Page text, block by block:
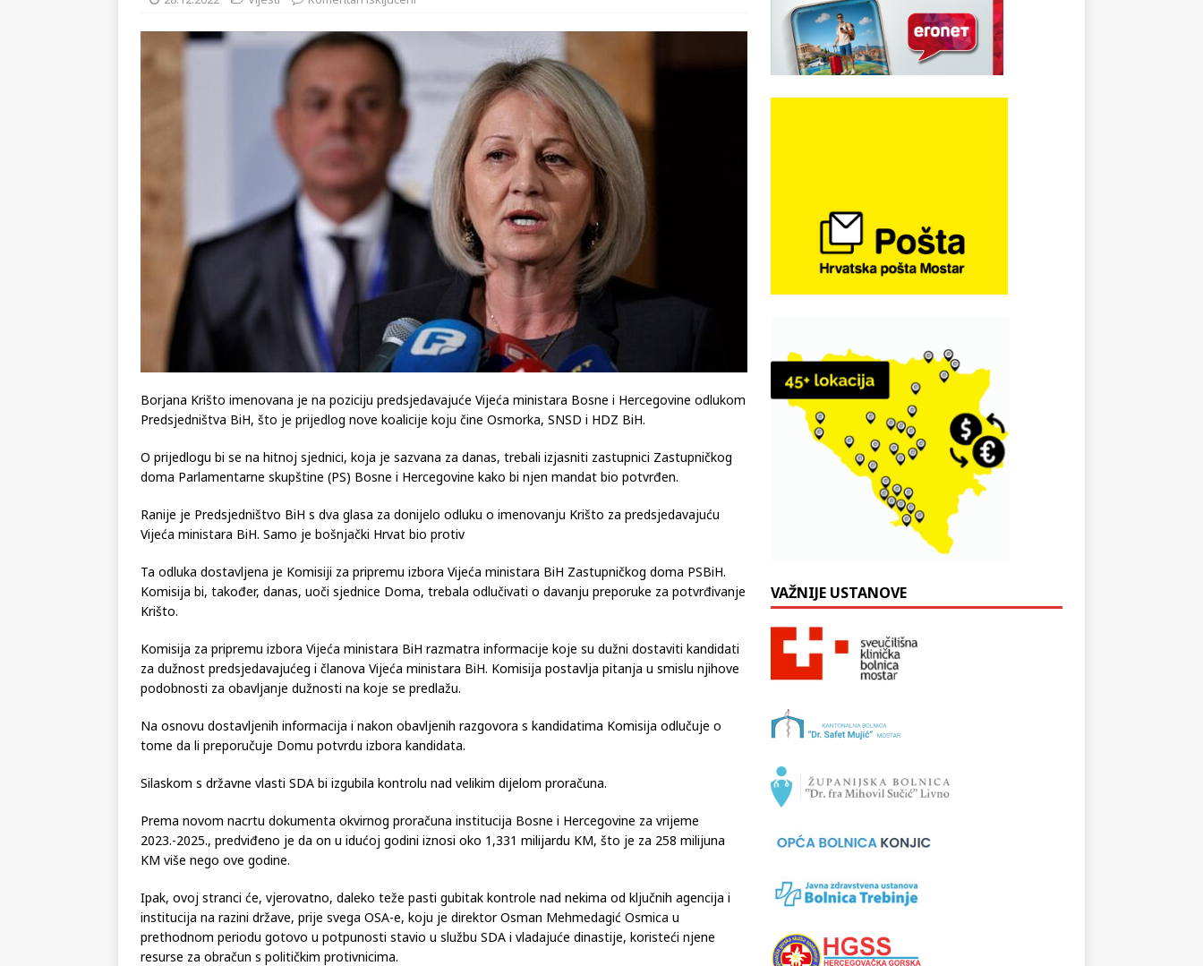
[ 02.08.2026 ] GP Gabela Polje: Vozači satima čekaju, dok se drugi ubacuju sa strane
VIJESTI
[ 29.07.2026 ]
Na današnji dan, 29. srpnja 2018, preminuo je glazbeni genij Oliver Dragojević
KULTURA
[ 07.08.2026 ]
Srpski povjesničar o Oluji: Hrvati imaju što slaviti, dobili su ono što im povijesno
pripada
REGIJA
Borjana Krišto imenovana je na poziciju predsjedavajuće Vijeća ministara Bosne i Hercegovine odlukom
O prijedlogu bi se na hitnoj sjednici, koja je sazvana za danas, trebali izjasniti zastupnici Zastupničkog
Ranije je Predsjedništvo BiH s dva glasa za donijelo odluku o imenovanju Krišto za predsjedavajuću
Ta odluka dostavljena je Komisiji za pripremu izbora Vijeća ministara BiH Zastupničkog doma PSBiH.
Komisija bi, također, danas, uoči sjednice Doma, trebala odlučivati o davanju preporuke za potvrđivanje
Komisija za pripremu izbora Vijeća ministara BiH razmatra informacije koje su dužni dostaviti kandidati
za dužnost predsjedavajućeg i članova Vijeća ministara BiH. Komisija postavlja pitanja u smislu njihove
Na osnovu dostavljenih informacija i nakon obavljenih razgovora s kandidatima Komisija odlučuje o
Prema novom nacrtu dokumenta okvirnog proračuna institucija Bosne i Hercegovine za vrijeme
2023.-2025., predviđeno je da on u idućoj godini iznosi oko 1,331 milijardu KM, što je za 258 milijuna
Ipak, ovoj stranci će, vjerovatno, daleko teže pasti gubitak kontrole nad nekima od ključnih agencija i
institucija na razini države, prije svega OSA-e, koju je direktor Osman Mehmedagić Osmica u
prethodnom periodu gotovo u potpunosti stavio u službu SDA i vladajuće dinastije, koristeći njene
VAŽNIJE USTANOVE